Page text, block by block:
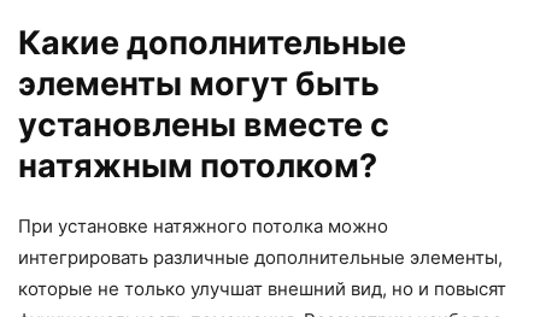
Какие дополнительные
элементы могут быть
установлены вместе с
натяжным потолком?
При установке натяжного потолка можно
интегрировать различные дополнительные элементы,
которые не только улучшат внешний вид, но и повысят